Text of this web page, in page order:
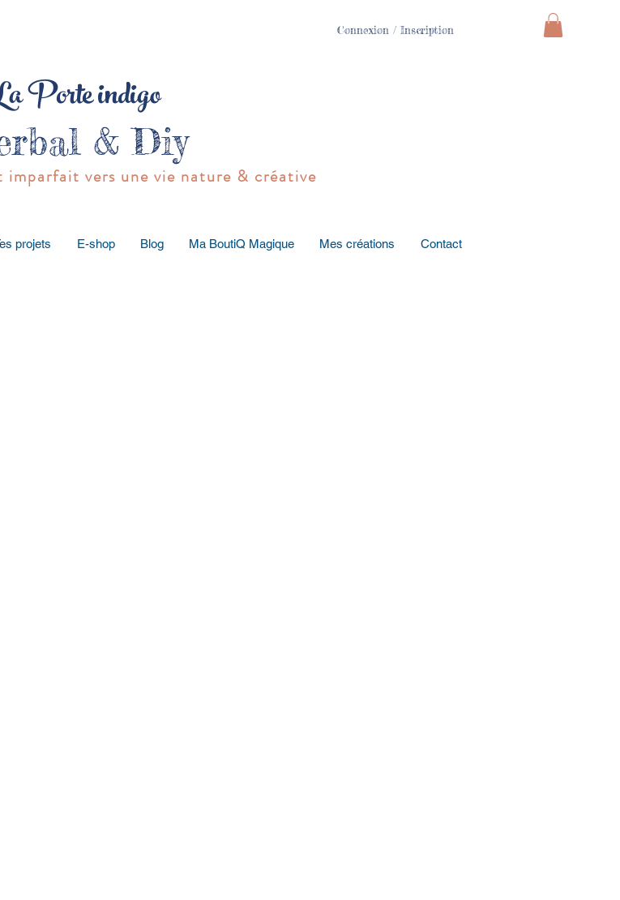
Connexion / Inscription
Porte indigo
& Diy
imparfait vers une vie nature & créative
projets E-shop Blog Ma BoutiQ Magique Mes créations Contact